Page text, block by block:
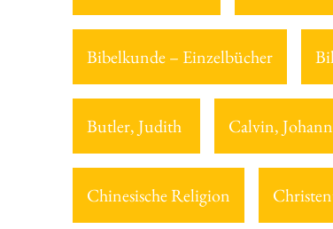
Bibelkunde – Einzelbücher
Butler, Judith Calvin,
Chinesische Religion